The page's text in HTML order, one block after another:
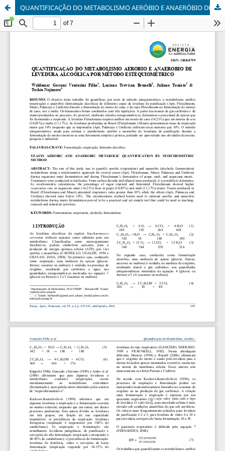
QUANTIFICAÇÃO DO METABOLISMO AERÓBIO E ANAERÓBIO DE LEVEDURA ALCOÓLICA POR MÉTODO ESTEQUIOMÉTRICO